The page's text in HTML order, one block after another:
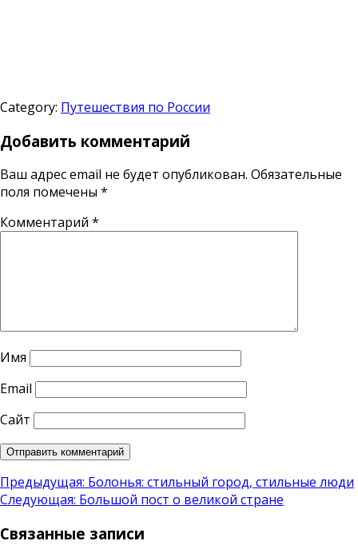
Category: Путешествия по России
Добавить комментарий
Ваш адрес email не будет опубликован. Обязательные
поля помечены *
Комментарий *
Имя
Email
Сайт
Навигация
по
записям
Предыдущая: Болонья: стильный город, стильные люди
Следующая: Большой пост о великой стране
Связанные записи